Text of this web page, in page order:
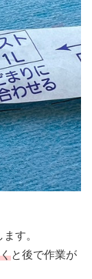
す。
と後で作業が